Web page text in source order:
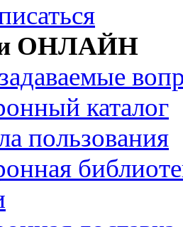
ОНЛАЙН
каталог
пользования